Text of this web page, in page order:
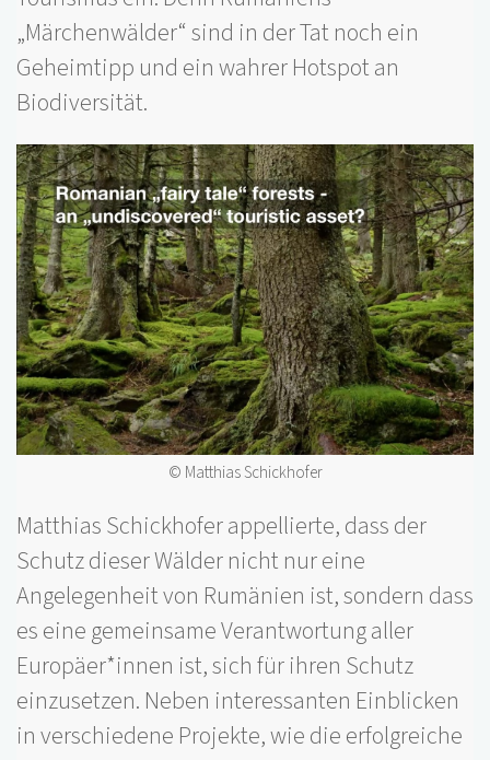
„Märchenwälder“ sind in der Tat noch ein
Geheimtipp und ein wahrer Hotspot an
Biodiversität.
© Matthias Schickhofer
Matthias Schickhofer appellierte, dass der
Schutz dieser Wälder nicht nur eine
Angelegenheit von Rumänien ist, sondern dass
es eine gemeinsame Verantwortung aller
Europäer*innen ist, sich für ihren Schutz
einzusetzen. Neben interessanten Einblicken
in verschiedene Projekte, wie die erfolgreiche